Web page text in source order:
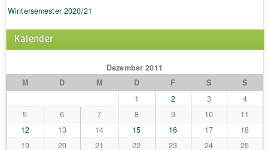
Wintersemester 2020/21
Kalender
Dezember 2011
M
D M D F S
S
1
2 3
4
5
6 7 8 9 10
11
12
13 14 15 16 17
18
19
20 21 22 23 24
25